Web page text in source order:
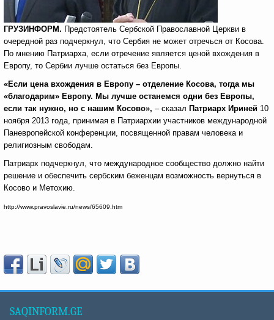
ГРУЗИНФОРМ. Предстоятель Сербской Православной Церкви в
очередной раз подчеркнул, что Сербия не может отречься от Косова.
По мнению Патриарха, если отречение является ценой вхождения в
Европу, то Сербии лучше остаться без Европы.
«Если цена вхождения в Европу ­– отделение Косова, тогда мы
«благодарим» Европу. Мы лучше останемся одни без Европы,
если так нужно, но с нашим Косово», – сказал Патриарх Ириней 10
ноября 2013 года, принимая в Патриархии участников международной
Паневропейской конференции, посвященной правам человека и
религиозным свободам.
Патриарх подчеркнул, что международное сообщество должно найти
решение и обеспечить сербским беженцам возможность вернуться в
Косово и Метохию.
http://www.pravoslavie.ru/news/65609.htm
SAQINFORM.GE